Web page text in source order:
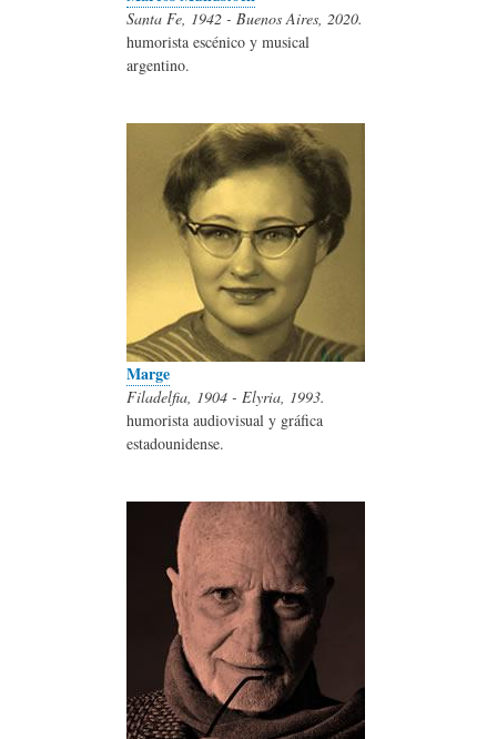
Santa Fe, 1942 - Buenos Aires, 2020.
humorista escénico y musical
argentino.
Marge
Filadelfia, 1904 - Elyria, 1993.
humorista audiovisual y gráfica
estadounidense.